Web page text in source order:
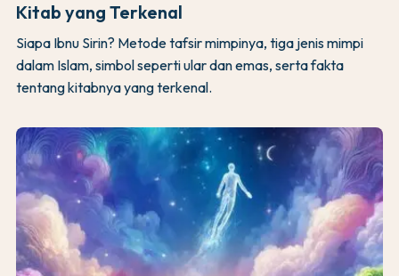
Kitab yang Terkenal
Siapa Ibnu Sirin? Metode tafsir mimpinya, tiga jenis mimpi
dalam Islam, simbol seperti ular dan emas, serta fakta
tentang kitabnya yang terkenal.